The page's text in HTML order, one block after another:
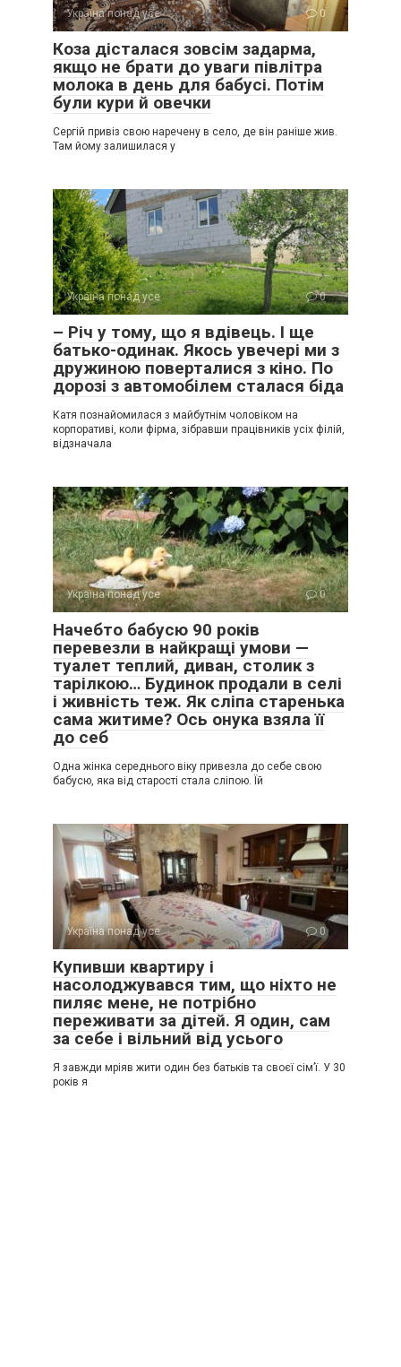
Україна понад усе 0
Коза дісталася зовсім задарма,
якщо не брати до уваги півлітра
молока в день для бабусі. Потім
були кури й овечки
Сергій привіз свою наречену в село, де він раніше жив.
Там йому залишилася у
Україна понад усе 0
– Річ у тому, що я вдівець. І ще
батько-одинак. Якось увечері ми з
дружиною поверталися з кіно. По
дорозі з автомобілем сталася біда
Катя познайомилася з майбутнім чоловіком на
корпоративі, коли фірма, зібравши працівників усіх філій,
відзначала
Україна понад усе 0
Начебто бабусю 90 років
перевезли в найкращі умови —
туалет теплий, диван, столик з
тарілкою… Будинок продали в селі
і живність теж. Як сліпа старенька
сама житиме? Ось онука взяла її
до себ
Одна жінка середнього віку привезла до себе свою
бабусю, яка від старості стала сліпою. Їй
Україна понад усе 0
Купивши квартиру і
насолоджувався тим, що ніхто не
пиляє мене, не потрібно
переживати за дітей. Я один, сам
за себе і вільний від усього
Я завжди мріяв жити один без батьків та своєї сім’ї. У 30
років я